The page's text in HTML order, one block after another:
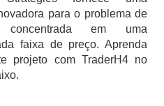
para o problema de
concentrada em uma
faixa de preço. Aprenda
projeto com TraderH4 no